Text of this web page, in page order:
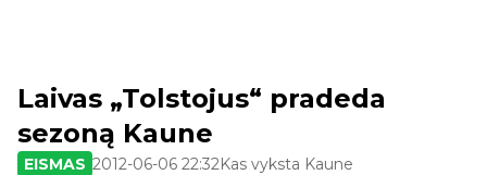
Laivas „Tolstojus“ pradeda
sezoną Kaune
EISMAS 2012-06-06 22:32Kas vyksta Kaune